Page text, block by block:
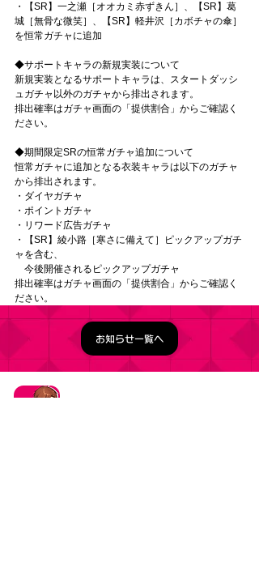
・【SR】一之瀬［オオカミ赤ずきん］、【SR】葛
城［無骨な微笑］、【SR】軽井沢［カボチャの傘］
を恒常ガチャに追加
◆サポートキャラの新規実装について
新規実装となるサポートキャラは、スタートダッシ
ュガチャ以外のガチャから排出されます。
排出確率はガチャ画面の「提供割合」からご確認く
ださい。
◆期間限定SRの恒常ガチャ追加について
恒常ガチャに追加となる衣装キャラは以下のガチャ
から排出されます。
・ダイヤガチャ
・ポイントガチャ
・リワード広告ガチャ
・【SR】綾小路［寒さに備えて］ピックアップガチ
ャを含む、
今後開催されるピックアップガチャ
排出確率はガチャ画面の「提供割合」からご確認く
ださい。
お知らせ一覧へ